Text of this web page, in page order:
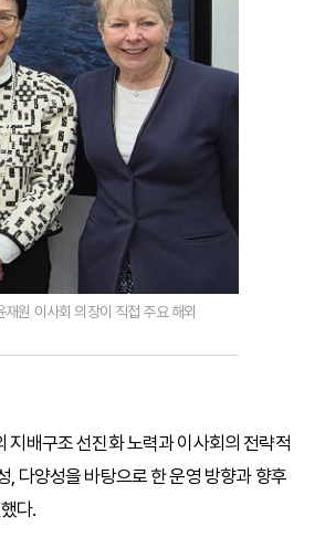
원 이사회 의장이 직접 주요 해외
지배구조 선진화 노력과 이사회의 전략적
, 다양성을 바탕으로 한 운영 방향과 향후
다.